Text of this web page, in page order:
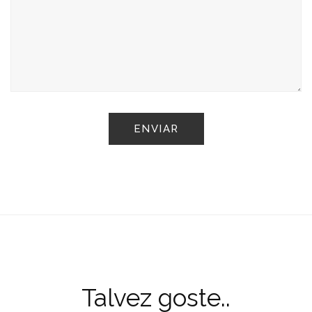
Talvez goste..